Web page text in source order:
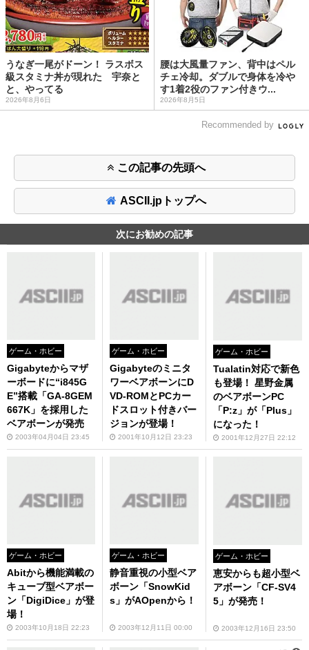
うなぎ一尾がドーン！ ラスボス
級スタミナ丼が現れた 宇奈と
と、やってる
2026年8月6日
腰は大風量ファン、背中はペル
チェ冷却。ダブルで身体を冷や
す1着2役のファン付きウ...
2026年8月5日
Recommended by
この記事の先頭へ
ASCII.jpトップへ
次にお勧めの記事
ゲーム・ホビー
Gigabyteからマザ
ーボードに“i845G
E”搭載「GA-8GEM
667K」を採用した
ベアボーンが発売
2003年04月04日 23:45
ゲーム・ホビー
Gigabyteのミニタ
ワーベアボーンにD
VD-ROMとPCカー
ドスロット付きバー
ジョンが登場！
2001年10月12日 23:23
ゲーム・ホビー
Tualatin対応で新色
も登場！ 星野金属
のベアボーンPC
「P:z」が「Plus」
になった！
2001年12月27日 22:12
ゲーム・ホビー
Abitから機能満載の
キューブ型ベアボー
ン「DigiDice」が登
場！
2003年10月18日 22:23
ゲーム・ホビー
静音重視の小型ベア
ボーン「SnowKid
s」がAOpenから！
2003年12月11日 00:00
ゲーム・ホビー
恵安からも超小型ベ
アボーン「CF-SV4
5」が発売！
2003年12月16日 23:50